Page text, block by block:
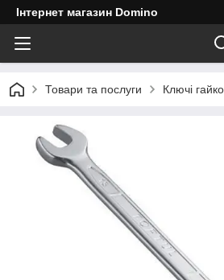
Інтернет магазин Domino
Товари та послуги Ключі